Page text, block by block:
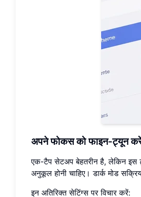
अपने फोकस को फाइन-ट्यून करें:
एक-टैप सेटअप बेहतरीन है, लेकिन इस
अनुकूल होनी चाहिए। डार्क मोड
इन अतिरिक्त सेटिंग्स पर विचार करें: